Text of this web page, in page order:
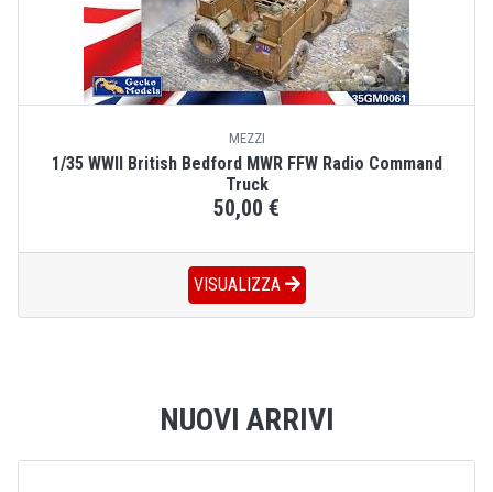
MEZZI
1/35 WWII British Bedford MWR FFW Radio Command
Truck
50,00 €
VISUALIZZA
NUOVI ARRIVI